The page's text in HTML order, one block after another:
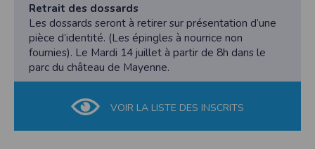
Retrait des dossards
Les dossards seront à retirer sur présentation d’une
pièce d’identité. (Les épingles à nourrice non
fournies). Le Mardi 14 juillet à partir de 8h dans le
parc du château de Mayenne.
VOIR LA LISTE DES INSCRITS
Payment information
No payment is made within the app, so no information about your credit or
debit cards will be collected.